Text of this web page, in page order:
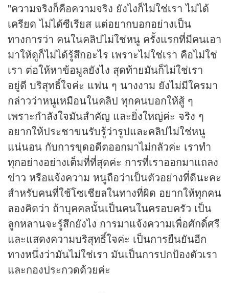
"ความจริงก็คือความจริง ยังไงก็ไม่ใช่เรา ไม่ได้
เครียด ไม่ได้ซีเรียส แต่อยากบอกอย่างเป็น
ทางการว่า คนในคลิปไม่ใช่หนู ครั้งแรกที่มีคนเอา
มาให้ดูก็ไม่ได้รู้สึกอะไร เพราะไม่ใช่เรา คือไม่ใช่
เรา ต่อให้หาข้อมูลยังไง สุดท้ายมันก็ไม่ใช่เรา
อยู่ดี บริสุทธิ์ใจค่ะ แฟน ๆ นางงาม ยังไม่มีใครมา
กล่าวว่าหนูเหมือนในคลิป ทุกคนบอกให้สู้ ๆ
เพราะกำลังใจมันสำคัญ และยิ่งใหญ่ค่ะ จริง ๆ
อยากให้ประชาขนรับรู้ว่ารูปและคลิปไม่ใช่หนู
แน่นอน กับการขุดอดีตออกมาไม่กลัวค่ะ เราทำ
ทุกอย่างอย่างเต็มที่ที่สุดค่ะ การที่เราออกมาแถลง
ข่าว หรือแจ้งความ หนูถือว่าเป็นตัวอย่างที่ดีนะคะ
สำหรับคนที่ใช้โซเชียลในทางที่ผิด อยากให้ทุกคน
ลองคิดว่า ถ้าบุคคลนั้นเป็นคนในครอบครัว เป็น
ลูกหลานจะรู้สึกยังไง การมาแจ้งความเพื่อศักดิ์ศรี
และแสดงความบริสุทธิ์ใจค่ะ เป็นการยืนยันอีก
ทางหนึ่งว่ามันไม่ใช่เรา มันเป็นการปกป้องตัวเรา
และกองประกวดด้วยค่ะ